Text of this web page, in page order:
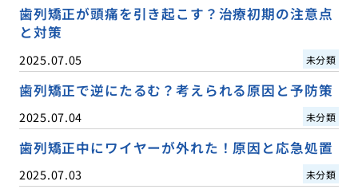
歯列矯正が頭痛を引き起こす？治療初期の注意点
と対策
2025.07.05 未分類
歯列矯正で逆にたるむ？考えられる原因と予防策
2025.07.04 未分類
歯列矯正中にワイヤーが外れた！原因と応急処置
2025.07.03 未分類